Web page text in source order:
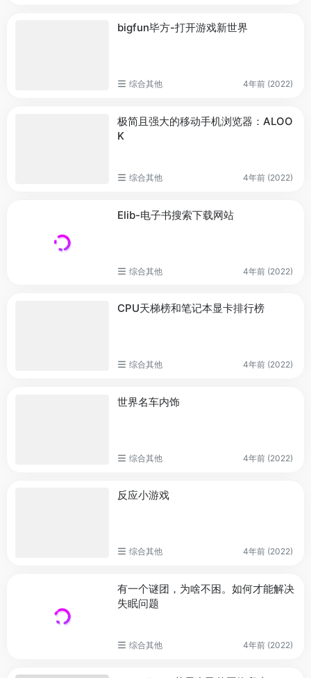
bigfun毕方-打开游戏新世界
综合其他 4年前 (2022)
极简且强大的移动手机浏览器：ALOO
K
综合其他 4年前 (2022)
Elib-电子书搜索下载网站
综合其他 4年前 (2022)
CPU天梯榜和笔记本显卡排行榜
综合其他 4年前 (2022)
世界名车内饰
综合其他 4年前 (2022)
反应小游戏
综合其他 4年前 (2022)
有一个谜团，为啥不困。如何才能解决
失眠问题
综合其他 4年前 (2022)